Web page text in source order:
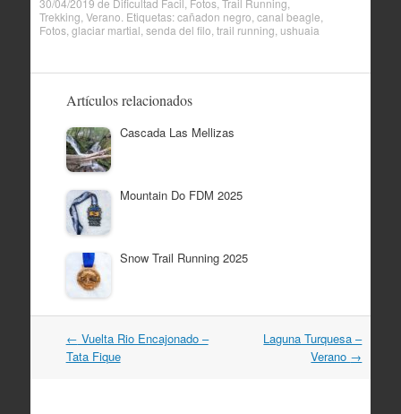
Trekking Verano . Etiquetas:cañadon negro canal beagle
Fotos, glaciar martial senda del filo trail running ushuaia
Artículos relacionados
Cascada Las Mellizas
Mountain Do FDM 2025
Snow Trail Running 2025
Navegación
por
← Vuelta Rio Encajonado –
Tata Fique
Laguna Turquesa –
Verano →